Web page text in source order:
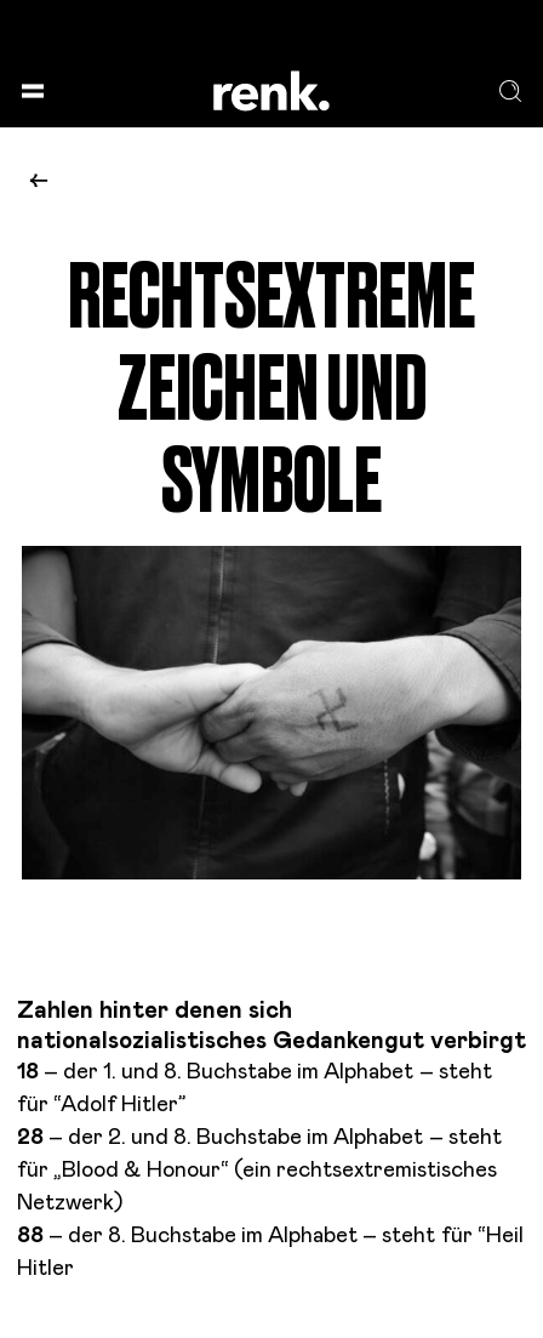
KEINE AUSWAHL
RECHTSEXTREME
ZEICHEN UND
SYMBOLE
Zahlen hinter denen sich
nationalsozialistisches Gedankengut verbirgt
18 – der 1. und 8. Buchstabe im Alphabet – steht
für “Adolf Hitler”
28 – der 2. und 8. Buchstabe im Alphabet – steht
für „Blood & Honour“ (ein rechtsextremistisches
Netzwerk)
88– der 8. Buchstabe im Alphabet – steht für “Heil
Hitler